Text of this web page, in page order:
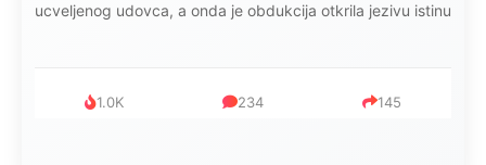
ucveljenog udovca, a onda je obdukcija otkrila jezivu istinu
1.0K 234 145